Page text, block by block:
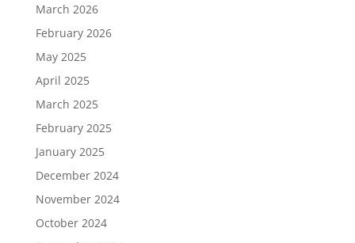
March 2026
February 2026
May 2025
April 2025
March 2025
February 2025
January 2025
December 2024
November 2024
October 2024